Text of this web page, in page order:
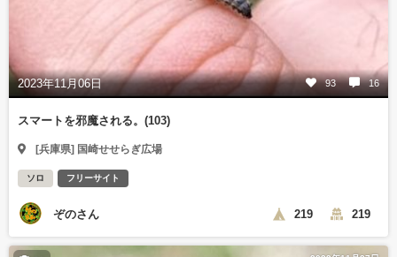
2023年11月06日 93 16
スマートを邪魔される。(103)
[兵庫県] 国崎せせらぎ広場
ソロ フリーサイト
ぞのさん 219 219